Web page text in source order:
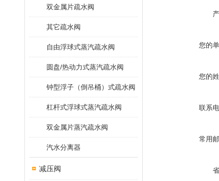
双金属片疏水阀
其它疏水阀
自由浮球式蒸汽疏水阀
圆盘/热动力式蒸汽疏水阀
钟型浮子（倒吊桶）式疏水阀
杠杆式浮球式蒸汽疏水阀
双金属片蒸汽疏水阀
汽水分离器
减压阀
您的
您的
联系
常用